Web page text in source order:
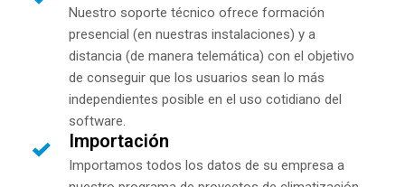
Nuestro soporte técnico ofrece formación
presencial (en nuestras instalaciones) y a
distancia (de manera telemática) con el objetivo
de conseguir que los usuarios sean lo más
independientes posible en el uso cotidiano del
software.
Importación
Importamos todos los datos de su empresa a